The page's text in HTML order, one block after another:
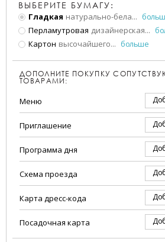
ВЫБЕРИТЕ БУМАГУ:
Гладкая натурально-бела...
Перламутровая дизайнерская...
Картон высочайшего... больше
ДОПОЛНИТЕ ПОКУПКУ
ТОВАРАМИ:
Меню
Приглашение
Программа дня
Схема проезда
Карта дресс-кода
Посадочная карта